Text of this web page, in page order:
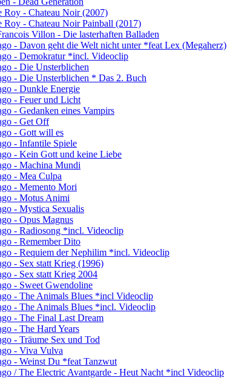
Roy - Chateau Noir (2007)
Roy - Chateau Noir Painball (2017)
Villon - Die lasterhaften Balladen
- Davon geht die Welt nicht unter *feat Lex (Megaherz)
- Demokratur *incl. Videoclip
- Die Unsterblichen
- Die Unsterblichen * Das 2. Buch
- Dunkle Energie
- Feuer und Licht
- Gedanken eines Vampirs
- Get Off
- Gott will es
- Infantile Spiele
- Kein Gott und keine Liebe
- Machina Mundi
- Mea Culpa
- Memento Mori
- Motus Animi
- Mystica Sexualis
- Opus Magnus
- Radiosong *incl. Videoclip
- Remember Dito
- Requiem der Nephilim *incl. Videoclip
- Sex statt Krieg (1996)
- Sex statt Krieg 2004
- Sweet Gwendoline
- The Animals Blues *incl Videoclip
- The Animals Blues *incl. Videoclip
- The Final Last Dream
- The Hard Years
- Träume Sex und Tod
- Viva Vulva
- Weinst Du *feat Tanzwut
/ The Electric Avantgarde - Heut Nacht *incl Videoclip